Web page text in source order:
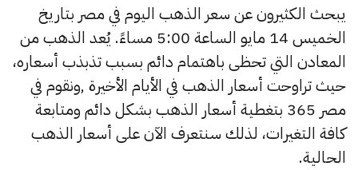
يبحث الكثيرون عن سعر الذهب اليوم في مصر بتاريخ
الخميس 14 مايو الساعة 5:00 مساءً. يُعد الذهب من
المعادن التي تحظى باهتمام دائم بسبب تذبذب أسعاره،
حيث تراوحت أسعار الذهب في الأيام الأخيرة ,ونقوم في
مصر 365 بتغطية أسعار الذهب بشكل دائم ومتابعة
كافة التغيرات، لذلك سنتعرف الآن على أسعار الذهب
الحالية.